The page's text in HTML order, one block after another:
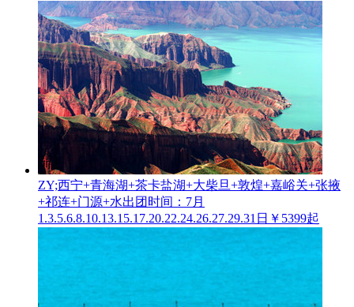
ZY;西宁+青海湖+茶卡盐湖+大柴旦+敦煌+嘉峪关+张掖
+祁连+门源+水出团时间：7月
1.3.5.6.8.10.13.15.17.20.22.24.26.27.29.31日 ￥5399起